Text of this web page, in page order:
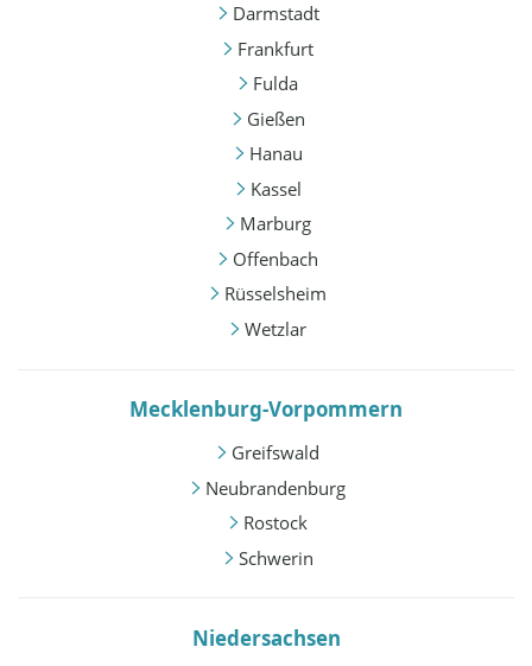
Darmstadt
Frankfurt
Fulda
Gießen
Hanau
Kassel
Marburg
Offenbach
Rüsselsheim
Wetzlar
Mecklenburg-Vorpommern
Greifswald
Neubrandenburg
Rostock
Schwerin
Niedersachsen